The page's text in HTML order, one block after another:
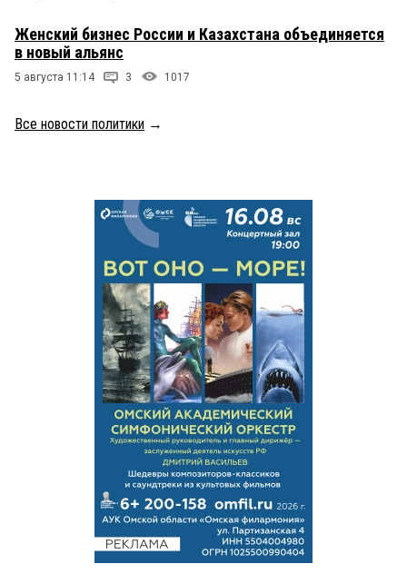
Женский бизнес России и Казахстана объединяется
в новый альянс
5 августа 11:14 3 1017
Все новости политики →